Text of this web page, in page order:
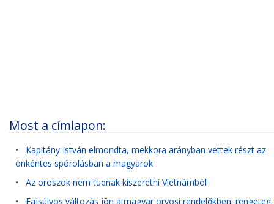
Most a címlapon:
• Kapitány István elmondta, mekkora arányban vettek részt az
önkéntes spórolásban a magyarok
• Az oroszok nem tudnak kiszeretni Vietnámból
• Fajsúlyos változás jön a magyar orvosi rendelőkben: rengeteg